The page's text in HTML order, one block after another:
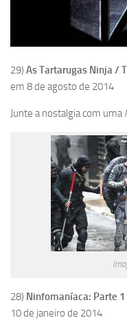
29) As Tartarugas Ninja /
em 8 de agosto de 2014
Junte a nostalgia com uma
28) Ninfomaníaca: Parte
10 de janeiro de 2014